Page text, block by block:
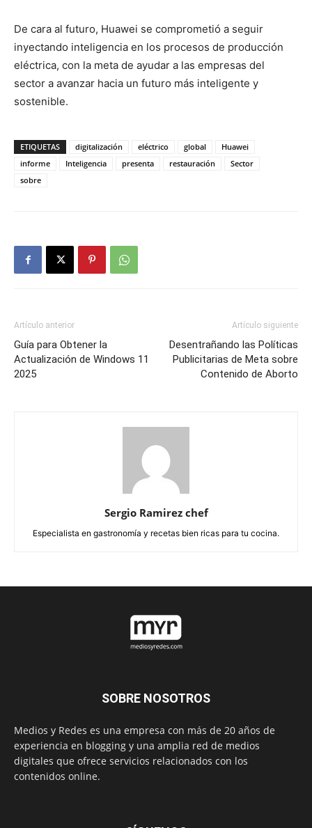
De cara al futuro, Huawei se comprometió a seguir
inyectando inteligencia en los procesos de producción
eléctrica, con la meta de ayudar a las empresas del
sector a avanzar hacia un futuro más inteligente y
sostenible.
ETIQUETAS digitalización eléctrico global
Huawei
informe
Inteligencia presenta restauración
Sector
sobre
Artículo anterior
Guía para Obtener la
Actualización de Windows 11
2025
Artículo siguiente
Desentrañando las Políticas
Publicitarias de Meta sobre
Contenido de Aborto
Sergio Ramirez chef
Especialista en gastronomía y recetas bien ricas para tu cocina.
SOBRE NOSOTROS
Medios y Redes es una empresa con más de 20 años de
experiencia en blogging y una amplia red de medios
digitales que ofrece servicios relacionados con los
contenidos online.